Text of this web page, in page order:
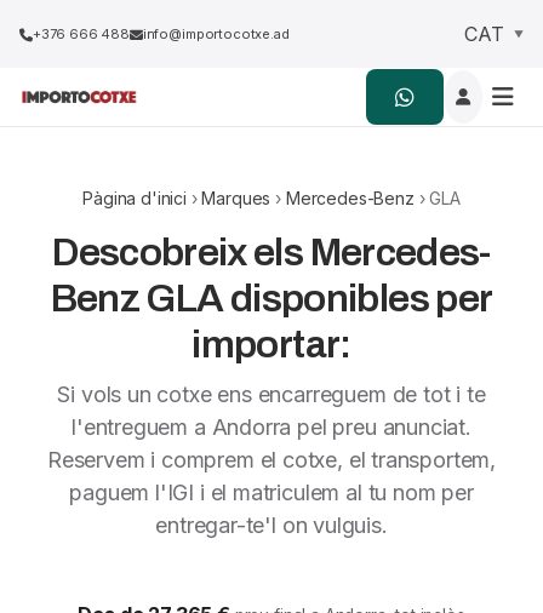
+376 666 488 info@importocotxe.ad
Pàgina d'inici ›Marques › Mercedes-Benz › GLA
Descobreix els Mercedes-
Benz GLA disponibles per
importar:
Si vols un cotxe ens encarreguem de tot i te
l'entreguem a Andorra pel preu anunciat.
Reservem i comprem el cotxe, el transportem,
paguem l'IGI i el matriculem al tu nom per
entregar-te'l on vulguis.